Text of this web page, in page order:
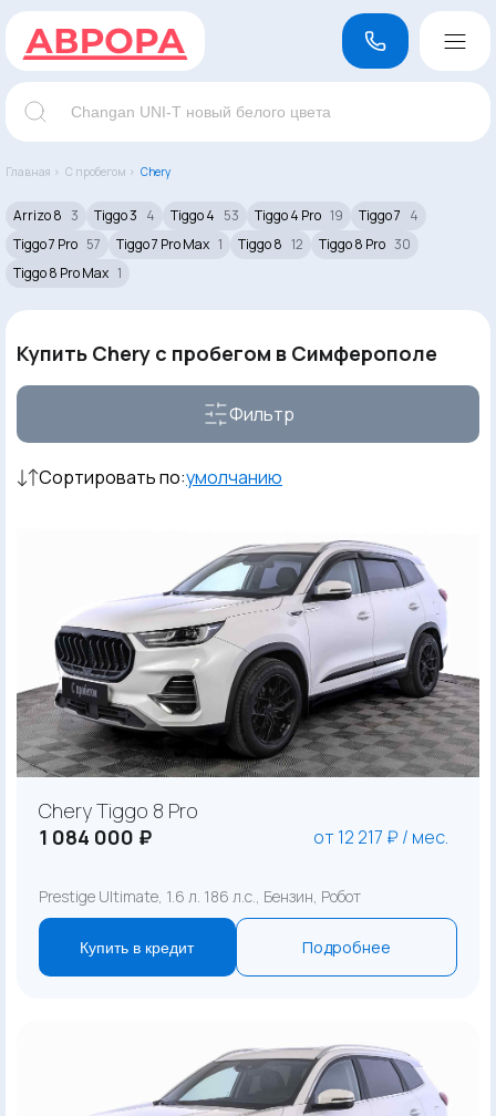
Главная › С пробегом › Chery
Arrizo 8 3 Tiggo 3 4 Tiggo 4 53 Tiggo 4 Pro 19 Tiggo 7 4
Tiggo 7 Pro 57 Tiggo 7 Pro Max 1 Tiggo 8 12 Tiggo 8 Pro 30
Tiggo 8 Pro Max 1
Купить Chery с пробегом в Симферополе
Фильтр
Сортировать по:умолчанию
Chery Tiggo 8 Pro
1 084 000 ₽
от 12 217 ₽ / мес.
Prestige Ultimate, 1.6 л. 186 л.с., Бензин, Робот
Купить в кредит Подробнее